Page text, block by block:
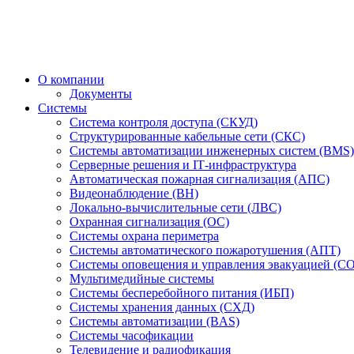
О компании
Документы
Системы
Система контроля доступа (СКУД)
Структурированные кабельные сети (СКС)
Системы автоматизации инженерных систем (BMS)
Серверные решения и IT‑инфраструктура
Автоматическая пожарная сигнализация (АПС)
Видеонаблюдение (ВН)
Локально-вычислительные сети (ЛВС)
Охранная сигнализация (ОС)
Системы охрана периметра
Системы автоматического пожаротушения (АПТ)
Системы оповещения и управления эвакуацией
Мультимедийные системы
Системы бесперебойного питания (ИБП)
Системы хранения данных (СХД)
Системы автоматизации (BAS)
Системы часофикации
Телевидение и радиофикация